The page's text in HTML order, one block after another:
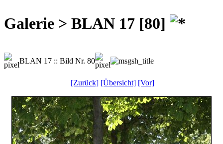
Galerie > BLAN 17 [80]
BLAN 17 :: Bild Nr. 80
[Zurück] [Übersicht] [Vor]